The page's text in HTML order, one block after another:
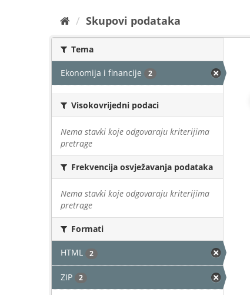
Skupovi podаtаkа
Tema
Ekonomija i financije 2
Visokovrijedni podaci
Nema stavki koje odgovaraju kriterijima
pretrage
Frekvencija osvježavanja podataka
Nema stavki koje odgovaraju kriterijima
pretrage
Formati
HTML 2
ZIP 2